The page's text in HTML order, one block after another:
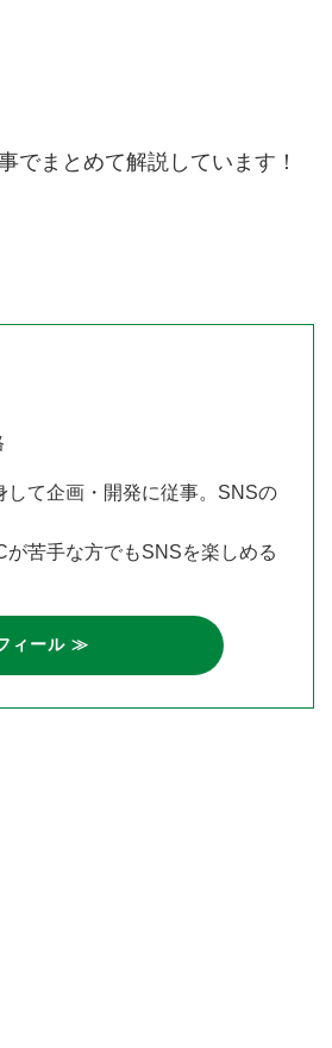
でまとめて解説しています！
て企画・開発に従事。SNSの
苦手な方でもSNSを楽しめる
ィール ≫